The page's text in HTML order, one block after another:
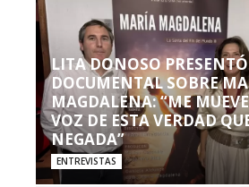
LITA DONOSO
DOCUMENTAL SOBRE
MAGDALENA: “ME
VOZ DE ESTA VERDAD
NEGADA”
ENTREVISTAS